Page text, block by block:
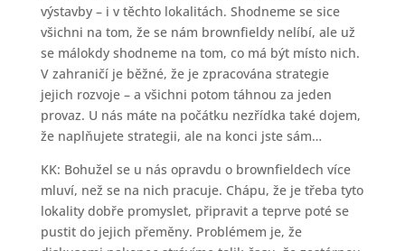
výstavby – i v těchto lokalitách. Shodneme se sice
všichni na tom, že se nám brownfieldy nelíbí, ale už
se málokdy shodneme na tom, co má být místo nich.
V zahraničí je běžné, že je zpracována strategie
jejich rozvoje – a všichni potom táhnou za jeden
provaz. U nás máte na počátku nezřídka také dojem,
že naplňujete strategii, ale na konci jste sám…
KK: Bohužel se u nás opravdu o brownfieldech více
mluví, než se na nich pracuje. Chápu, že je třeba tyto
lokality dobře promyslet, připravit a teprve poté se
pustit do jejich přeměny. Problémem je, že